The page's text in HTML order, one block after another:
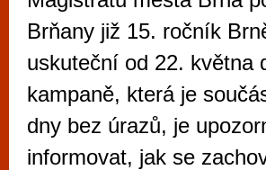
Brňany již 15. ročník
uskuteční od 22. května
kampaně, která je
dny bez úrazů, je
informovat, jak se
Mimo jiné je ale také
vyzkoušet různé
metropoli naleznete
po moderní automaty jak
příležitostné hráče. V...